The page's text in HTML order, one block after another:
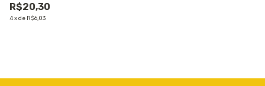
R$20,30
4xde R$6,03